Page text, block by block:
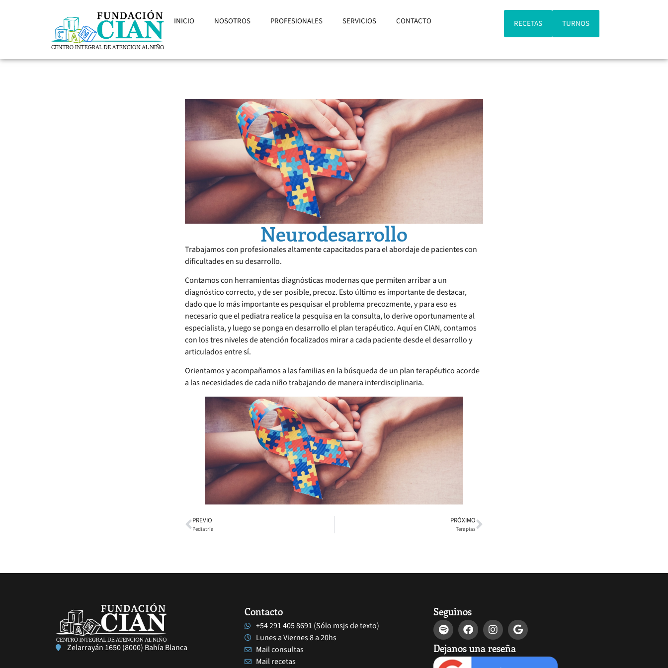
INICIO NOSOTROS PROFESIONALES SERVICIOS CONTACTO RECETAS TURNOS
Neurodesarrollo
Trabajamos con profesionales altamente capacitados para el abordaje de pacientes con
dificultades en su desarrollo.
Contamos con herramientas diagnósticas modernas que permiten arribar a un
diagnóstico correcto, y de ser posible, precoz. Esto último es importante de destacar,
dado que lo más importante es pesquisar el problema precozmente, y para eso es
necesario que el pediatra realice la pesquisa en la consulta, lo derive oportunamente al
especialista, y luego se ponga en desarrollo el plan terapéutico. Aquí en CIAN, contamos
con los tres niveles de atención focalizados mirar a cada paciente desde el desarrollo y
articulados entre sí.
Orientamos y acompañamos a las familias en la búsqueda de un plan terapéutico acorde
a las necesidades de cada niño trabajando de manera interdisciplinaria.
PREVIO
Pediatría
PRÓXIMO
Terapias
Zelarrayán 1650 (8000) Bahía Blanca
Contacto
+54 291 405 8691 (Sólo msjs de texto)
Lunes a Viernes 8 a 20hs
Mail consultas
Mail recetas
Seguinos
Dejanos una reseña